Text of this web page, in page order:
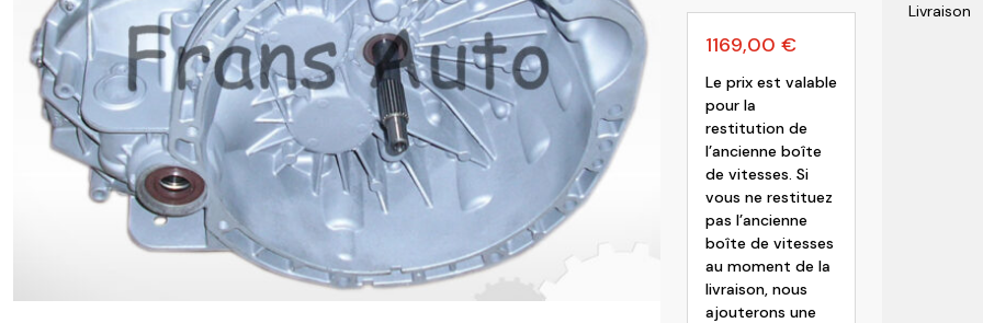
Renault Suzuki Toyota Volvo
1169,00 €
Le prix est valable
pour la
restitution de
l’ancienne boîte
de vitesses. Si
vous ne restituez
pas l’ancienne
boîte de vitesses
au moment de la
livraison, nous
ajouterons une
Livraison